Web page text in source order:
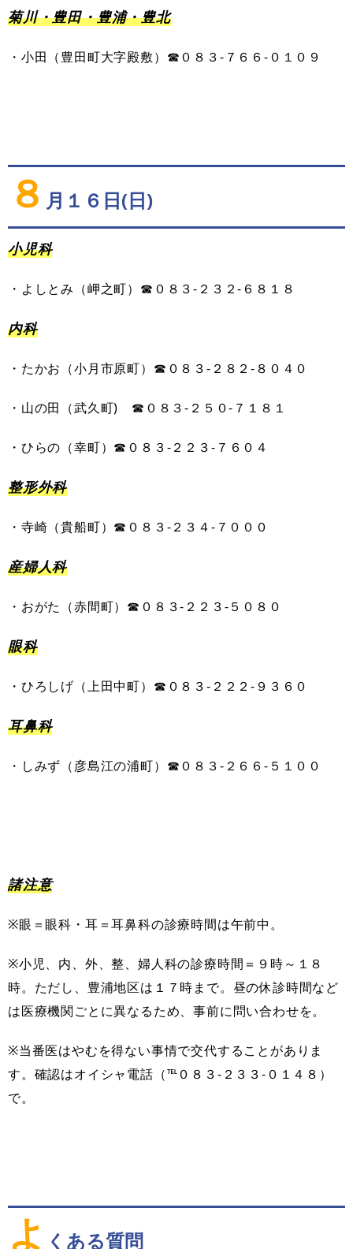
菊川・豊田・豊浦・豊北
・ 小田 （豊田町大字殿敷） ☎０８３- ７ ６６-０１０９
８ 月１６日(日)
小児科
・ よしとみ （岬之町） ☎０８３- ２３２- ６８１８
内科
・ たかお （小月市原町） ☎０８３- ２ ８ ２-８０４０
・ 山の田 （武久町) ☎０８３- ２ ５ ０- ７１８１
・ ひらの （幸町） ☎０８３-２ ２ ３- ７６０４
整形外科
・ 寺崎 （貴船町） ☎︎０８３-２３４- ７０００
産婦人科
・ おがた （赤間町） ☎０８３- ２２３-５０８０
眼科
・ ひろしげ （上田中町） ☎０８３- ２２２- ９３６０
耳鼻科
・ しみず （彦島江の浦町） ☎０８３- ２ ６６- ５１００
諸注意
※眼＝眼科・耳＝耳鼻科の診療時間は午前中。
※小児、内、外、整、婦人科の診療時間＝９時～１８
時。ただし、豊浦地区は１７時まで。昼の休診時間など
は医療機関ごとに異なるため、事前に問い合わせを。
※当番医はやむを得ない事情で交代することがありま
す。確認はオイシャ電話（℡０８３-２３３‐０１４８）
で。
よ くある質問